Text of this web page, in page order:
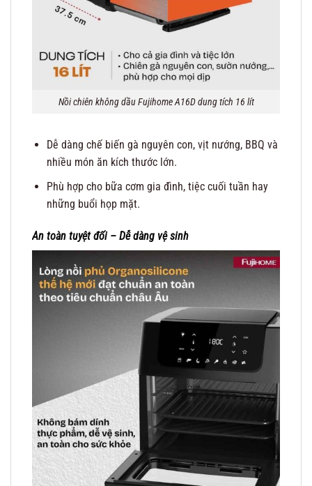
Nồi chiên không dầu Fujihome A16D dung tích 16 lít
Dễ dàng chế biến gà nguyên con, vịt nướng, BBQ và
nhiều món ăn kích thước lớn.
Phù hợp cho bữa cơm gia đình, tiệc cuối tuần hay
những buổi họp mặt.
An toàn tuyệt đối – Dễ dàng vệ sinh